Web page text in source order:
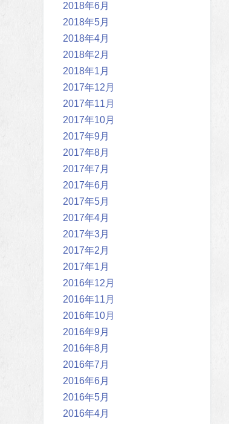
2018年6月
2018年5月
2018年4月
2018年2月
2018年1月
2017年12月
2017年11月
2017年10月
2017年9月
2017年8月
2017年7月
2017年6月
2017年5月
2017年4月
2017年3月
2017年2月
2017年1月
2016年12月
2016年11月
2016年10月
2016年9月
2016年8月
2016年7月
2016年6月
2016年5月
2016年4月